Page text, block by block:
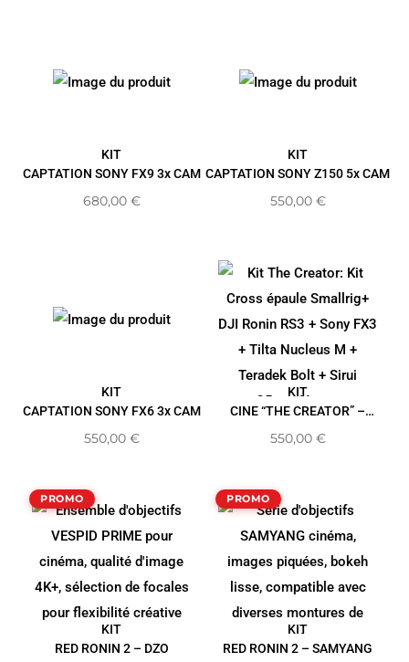
KIT
CAPTATION SONY FX9 3x CAM
680,00 €
KIT
CAPTATION SONY Z150 5x CAM
550,00 €
KIT
CAPTATION SONY FX6 3x CAM
550,00 €
KIT
CINE “THE CREATOR” –
550,00 €
PROMO
KIT
RED RONIN 2 – DZO
PROMO
KIT
RED RONIN 2 – SAMYANG